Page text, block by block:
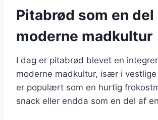
Pitabrød som en del
moderne madkultur
I dag er pitabrød blevet en
moderne madkultur, især i
er populært som en hurtig
snack eller endda som en del af